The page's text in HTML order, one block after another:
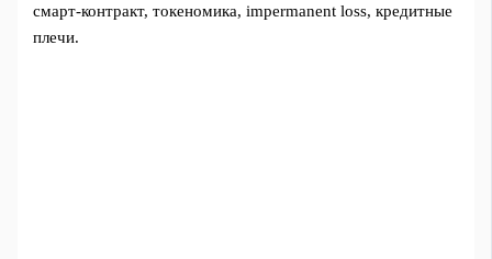
смарт‑контракт, токеномика, impermanent loss, кредитные
плечи.